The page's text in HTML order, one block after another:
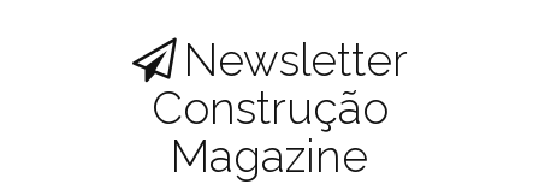
Newsletter
Construção
Magazine